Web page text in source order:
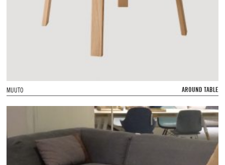
MUUTO AROUND TABLE